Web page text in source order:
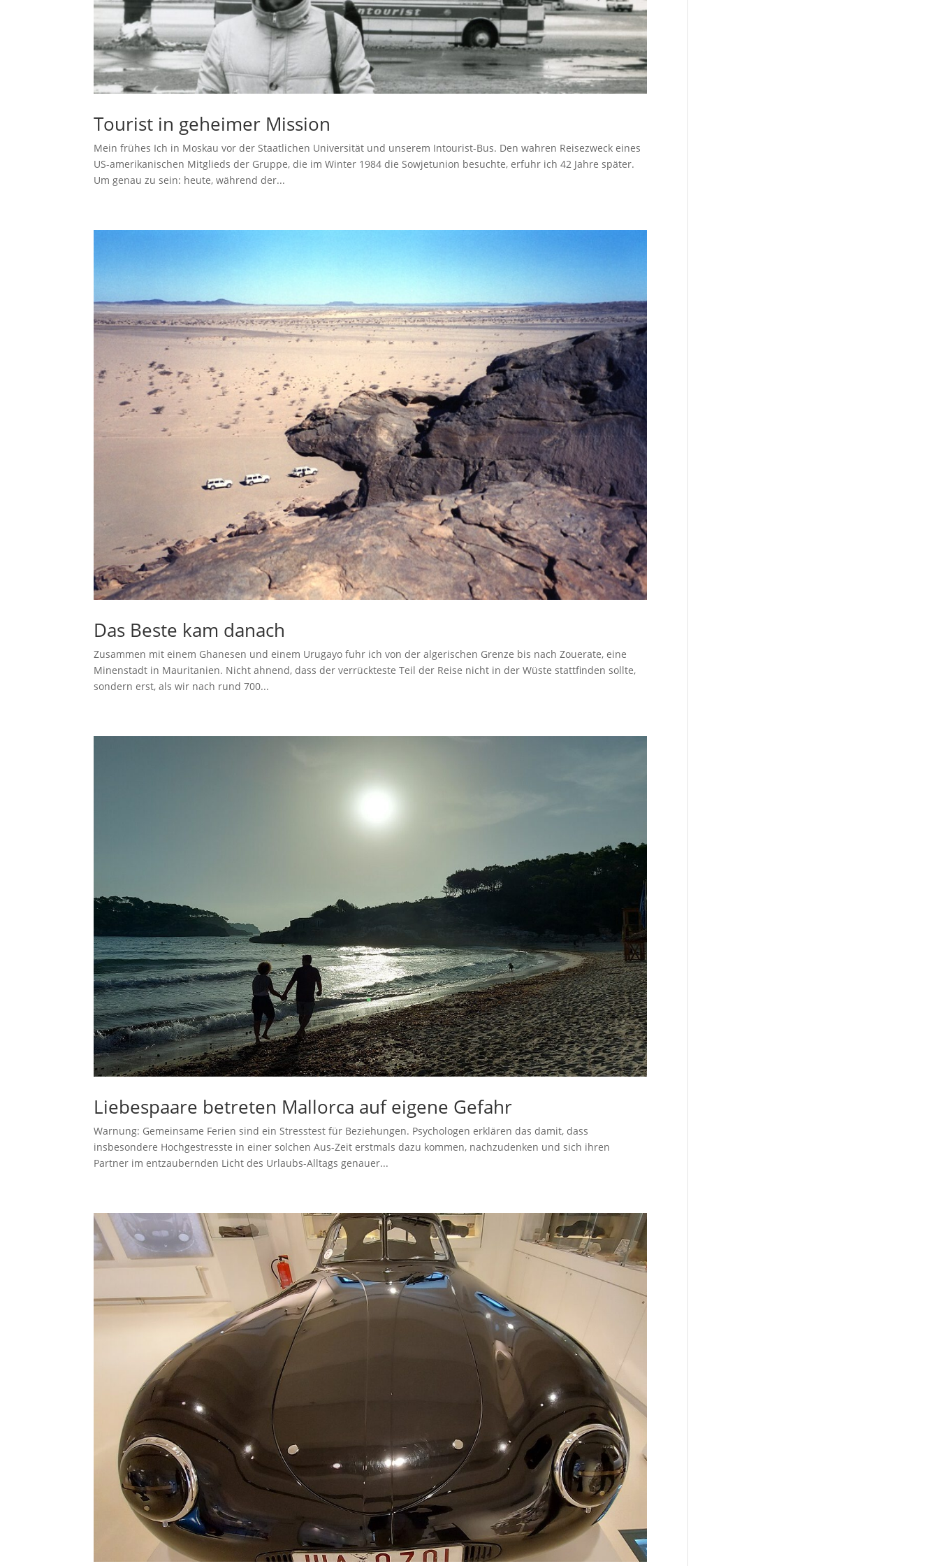
Tourist in geheimer Mission
Mein frühes Ich in Moskau vor der Staatlichen Universität und unserem Intourist-Bus. Den wahren Reisezweck eines
US-amerikanischen Mitglieds der Gruppe, die im Winter 1984 die Sowjetunion besuchte, erfuhr ich 42 Jahre später.
Um genau zu sein: heute, während der...
Das Beste kam danach
Zusammen mit einem Ghanesen und einem Urugayo fuhr ich von der algerischen Grenze bis nach Zouerate, eine
Minenstadt in Mauritanien. Nicht ahnend, dass der verrückteste Teil der Reise nicht in der Wüste stattfinden sollte,
sondern erst, als wir nach rund 700...
Liebespaare betreten Mallorca auf eigene Gefahr
Warnung: Gemeinsame Ferien sind ein Stresstest für Beziehungen. Psychologen erklären das damit, dass
insbesondere Hochgestresste in einer solchen Aus-Zeit erstmals dazu kommen, nachzudenken und sich ihren
Partner im entzaubernden Licht des Urlaubs-Alltags genauer...